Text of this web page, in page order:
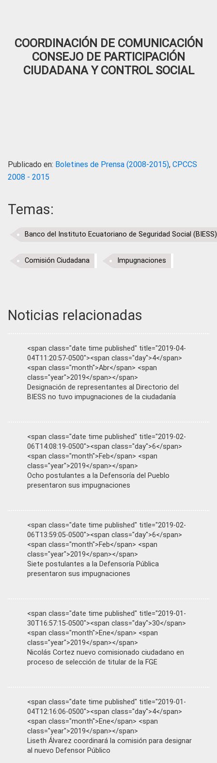
COORDINACIÓN DE COMUNICACIÓN
CONSEJO DE PARTICIPACIÓN
CIUDADANA Y CONTROL SOCIAL
Publicado en: Boletines de Prensa (2008-2015), CPCCS
2008 - 2015
Temas:
Banco del Instituto Ecuatoriano de Seguridad Social (BIESS)
Comisión Ciudadana Impugnaciones
Noticias relacionadas
<span class="date time published" title="2019-04-
04T11:20:57-0500"><span class="day">4</span>
<span class="month">Abr</span> <span
class="year">2019</span></span>
Designación de representantes al Directorio del
BIESS no tuvo impugnaciones de la ciudadanía
<span class="date time published" title="2019-02-
06T14:08:19-0500"><span class="day">6</span>
<span class="month">Feb</span> <span
class="year">2019</span></span>
Ocho postulantes a la Defensoría del Pueblo
presentaron sus impugnaciones
<span class="date time published" title="2019-02-
06T13:59:05-0500"><span class="day">6</span>
<span class="month">Feb</span> <span
class="year">2019</span></span>
Siete postulantes a la Defensoría Pública
presentaron sus impugnaciones
<span class="date time published" title="2019-01-
30T16:57:15-0500"><span class="day">30</span>
<span class="month">Ene</span> <span
class="year">2019</span></span>
Nicolás Cortez nuevo comisionado ciudadano en
proceso de selección de titular de la FGE
<span class="date time published" title="2019-01-
04T12:16:06-0500"><span class="day">4</span>
<span class="month">Ene</span> <span
class="year">2019</span></span>
Liseth Álvarez coordinará la comisión para designar
al nuevo Defensor Público